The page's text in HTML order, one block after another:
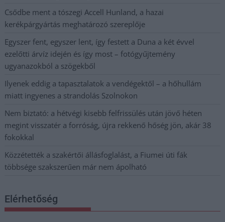
Csődbe ment a tószegi Accell Hunland, a hazai
kerékpárgyártás meghatározó szereplője
Egyszer fent, egyszer lent, így festett a Duna a két évvel
ezelőtti árvíz idején és így most – fotógyűjtemény
ugyanazokból a szögekből
Ilyenek eddig a tapasztalatok a vendégektől – a hőhullám
miatt ingyenes a strandolás Szolnokon
Nem biztató: a hétvégi kisebb felfrissülés után jövő héten
megint visszatér a forróság, újra rekkenő hőség jön, akár 38
fokokkal
Közzétették a szakértői állásfoglalást, a Fiumei úti fák
többsége szakszerűen már nem ápolható
Elérhetőség